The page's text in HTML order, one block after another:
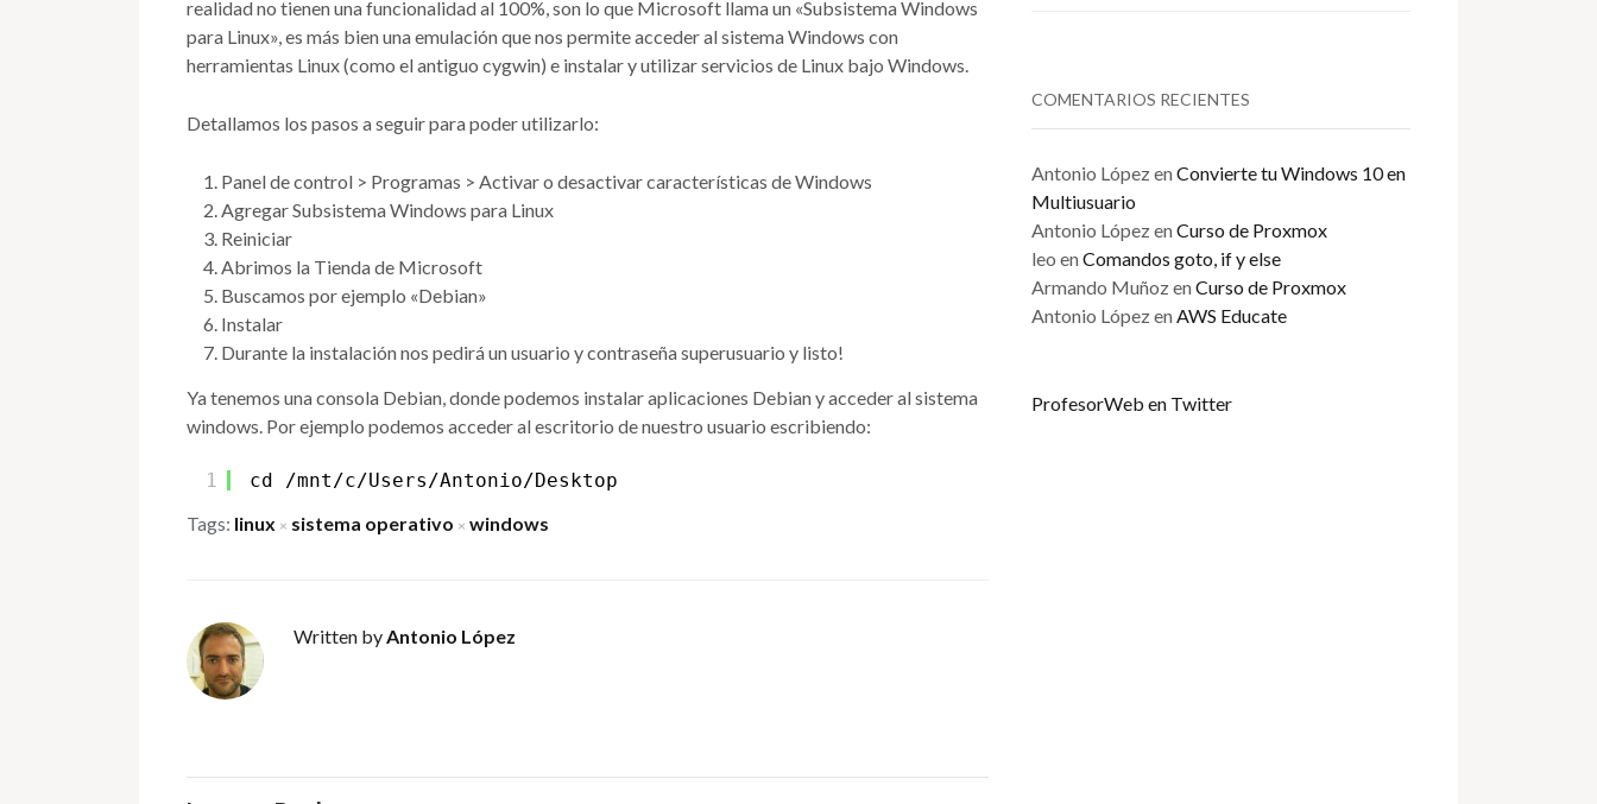
realidad no tienen una funcionalidad al 100%, son lo que Microsoft llama un «Subsistema Windows
para Linux», es más bien una emulación que nos permite acceder al sistema Windows con
herramientas Linux (como el antiguo cygwin) e instalar y utilizar servicios de Linux bajo Windows.
Detallamos los pasos a seguir para poder utilizarlo:
Panel de control > Programas > Activar o desactivar características de Windows
Agregar Subsistema Windows para Linux
Reiniciar
Abrimos la Tienda de Microsoft
Buscamos por ejemplo «Debian»
Instalar
Durante la instalación nos pedirá un usuario y contraseña superusuario y listo!
Ya tenemos una consola Debian, donde podemos instalar aplicaciones Debian y acceder al sistema
windows. Por ejemplo podemos acceder al escritorio de nuestro usuario escribiendo:
1
cd /mnt/c/Users/Antonio/Desktop
Tags: linux × sistema operativo × windows
Written byAntonio López
COMENTARIOS RECIENTES
Antonio Lópezen Convierte tu Windows 10 en
Multiusuario
Antonio Lópezen Curso de Proxmox
leo en Comandos goto, if y else
Armando Muñozen Curso de Proxmox
Antonio Lópezen AWS Educate
ProfesorWeb en Twitter